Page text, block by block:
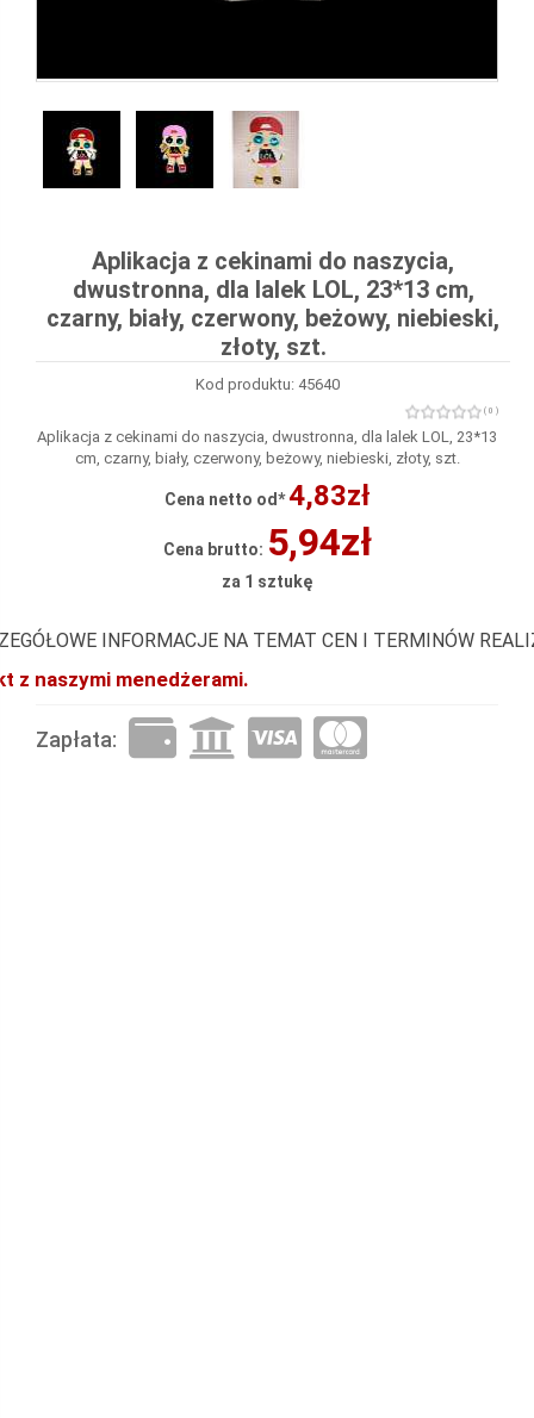
Aplikacja z cekinami do naszycia,
dwustronna, dla lalek LOL, 23*13 cm,
czarny, biały, czerwony, beżowy, niebieski,
złoty, szt.
Kod produktu: 45640
( 0 )
Aplikacja z cekinami do naszycia, dwustronna, dla lalek LOL, 23*13
cm, czarny, biały, czerwony, beżowy, niebieski, złoty, szt.
Cena netto od*4,83zł
Cena brutto: 5,94zł
za 1 sztukę
INFORMACJE NA TEMAT CEN I TERMINÓW
z naszymi menedżerami.
Zapłata: